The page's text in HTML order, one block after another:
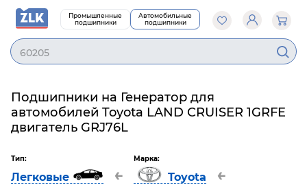
Промышленные
подшипники
Автомобильные
подшипники
60205
Подшипники на Генератор для
автомобилей Toyota LAND CRUISER 1GRFE
двигатель GRJ76L
Тип:
Легковые ←
Марка:
Toyota ←